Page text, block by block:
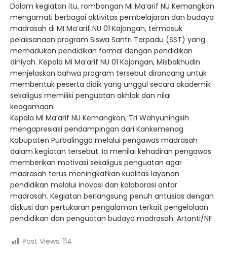
Dalam kegiatan itu, rombongan MI Ma’arif NU Kemangkon
mengamati berbagai aktivitas pembelajaran dan budaya
madrasah di MI Ma’arif NU 01 Kajongan, termasuk
pelaksanaan program Siswa Santri Terpadu (SST) yang
memadukan pendidikan formal dengan pendidikan
diniyah. Kepala MI Ma’arif NU 01 Kajongan, Misbakhudin
menjelaskan bahwa program tersebut dirancang untuk
membentuk peserta didik yang unggul secara akademik
sekaligus memiliki penguatan akhlak dan nilai
keagamaan.
Kepala MI Ma’arif NU Kemangkon, Tri Wahyuningsih
mengapresiasi pendampingan dari Kankemenag
Kabupaten Purbalingga melalui pengawas madrasah
dalam kegiatan tersebut. Ia menilai kehadiran pengawas
memberikan motivasi sekaligus penguatan agar
madrasah terus meningkatkan kualitas layanan
pendidikan melalui inovasi dan kolaborasi antar
madrasah. Kegiatan berlangsung penuh antusias dengan
diskusi dan pertukaran pengalaman terkait pengelolaan
pendidikan dan penguatan budaya madrasah. Artanti/NF
Post Views: 114